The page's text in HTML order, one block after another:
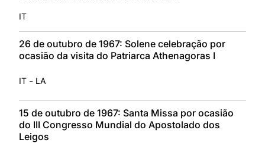
IT
26 de outubro de 1967: Solene celebração por
ocasião da visita do Patriarca Athenagoras I
IT - LA
15 de outubro de 1967: Santa Missa por ocasião
do III Congresso Mundial do Apostolado dos
Leigos